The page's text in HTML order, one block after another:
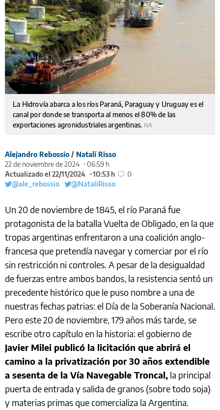
La Hidrovía abarca a los ríos Paraná, Paraguay y Uruguay es el
canal por donde se transporta al menos el 80% de las
exportaciones agronidustriales argentinas. NA
Alejandro Rebossio / Natalí Risso
22 de noviembre de 2024
06:59 h
Actualizado el 22/11/2024
10:53 h
0
@ale_rebossio
@NataliRisso
Un 20 de noviembre de 1845, el río Paraná fue
protagonista de la batalla Vuelta de Obligado, en la que
tropas argentinas enfrentaron a una coalición anglo-
francesa que pretendía navegar y comerciar por el río
sin restricción ni controles. A pesar de la desigualdad
de fuerzas entre ambos bandos, la resistencia sentó un
precedente histórico que le puso nombre a una de
nuestras fechas patrias: el Día de la Soberanía Nacional.
Pero este 20 de noviembre, 179 años más tarde, se
escribe otro capítulo en la historia: el gobierno de
Javier Milei publicó la licitación que abrirá el
camino a la privatización por 30 años extendible
a sesenta de la Vía Navegable Troncal, la principal
puerta de entrada y salida de granos (sobre todo soja)
y materias primas que comercializa la Argentina.